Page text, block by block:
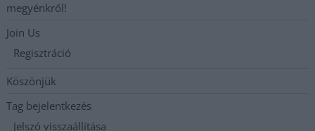
megyénkről!
Join Us
Regisztráció
Köszönjük
Tag bejelentkezés
Jelszó visszaállítása